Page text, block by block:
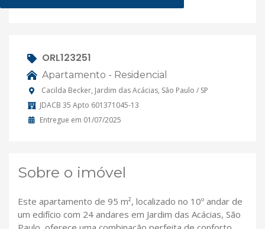
ORL123251
Apartamento - Residencial
Cacilda Becker, Jardim das Acácias, São Paulo / SP
JDACB 35 Apto 601371045-13
Entregue em 01/07/2025
Sobre o imóvel
Este apartamento de 95 m², localizado no 10º andar de
um edifício com 24 andares em Jardim das Acácias, São